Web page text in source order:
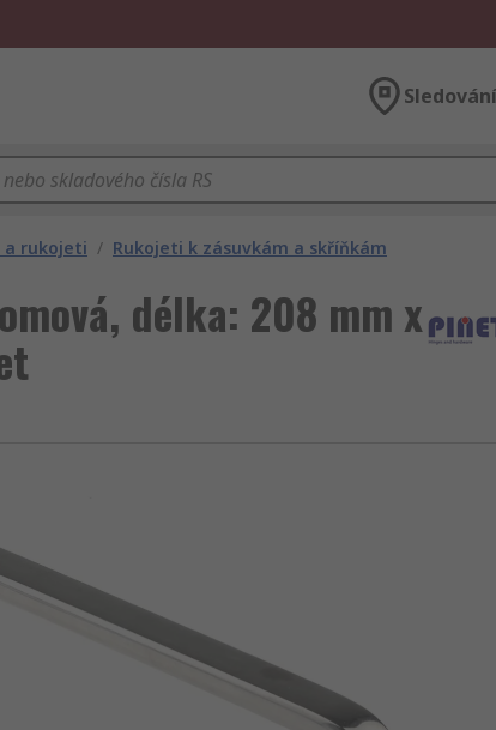
a rukojeti / Rukojeti k zásuvkám a skříňkám
délka: 208 mm x